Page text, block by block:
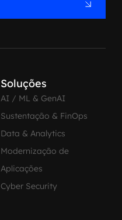
Soluções
AI / ML & GenAI
Sustentação & FinOps
Data & Analytics
Modernização de
Aplicações
Cyber Security